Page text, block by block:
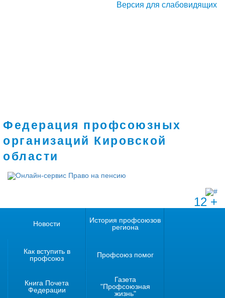
Версия для слабовидящих
Федерация профсоюзных
организаций Кировской
области
12 +
Новости
История профсоюзов
региона
Как вступить в
профсоюз
Профсоюз помог
Книга Почета
Федерации
Газета
"Профсоюзная
жизнь"